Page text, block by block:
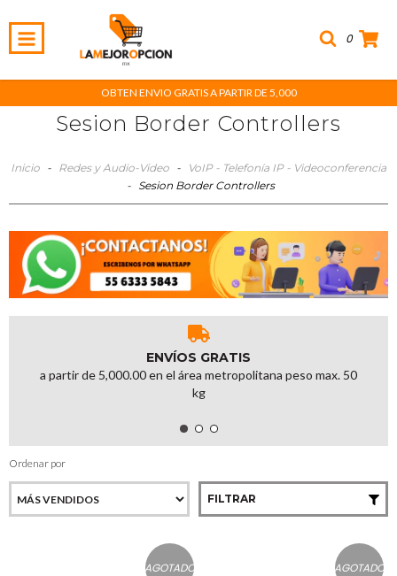
0
OBTEN ENVIO GRATIS A PARTIR DE 5,000
Sesion Border Controllers
Inicio - Redes y Audio-Video -
VoIP - Telefonía IP - Videoconferencia
- Sesion Border Controllers
ENVÍOS GRATIS
a partir de 5,000.00 en el área metropolitana peso max. 50
kg
Ordenar por
FILTRAR
AGOTADO AGOTADO